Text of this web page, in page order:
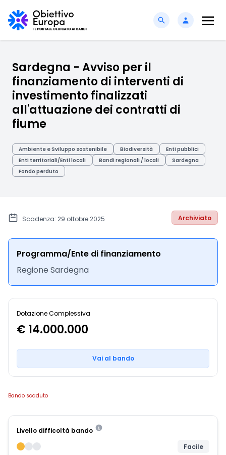
Sardegna - Avviso per il
finanziamento di interventi di
investimento finalizzati
all'attuazione dei contratti di
fiume
Ambiente e Sviluppo sostenibile Biodiversità
Enti pubblici
Enti territoriali/Enti locali
Bandi regionali / locali
Sardegna
Fondo perduto
Scadenza: 29 ottobre 2025 Archiviato
Programma/Ente di finanziamento
Regione Sardegna
Dotazione Complessiva
€ 14.000.000
Vai al bando
Bando scaduto
Livello difficoltà bando
Facile